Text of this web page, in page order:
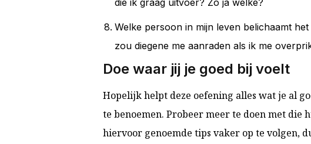
Welke persoon in mijn leven belichaamt
zou diegene me aanraden als ik me
Doe waar jij je goed bij voelt
Hopelijk helpt deze oefening alles wat je al
te benoemen. Probeer meer te doen met die
hiervoor genoemde tips vaker op te volgen,